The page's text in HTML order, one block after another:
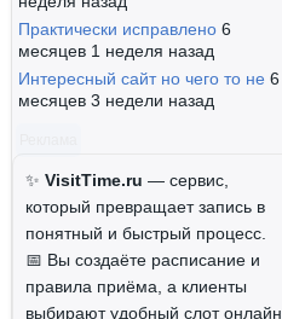
У3
У4
Практически исправлено 6
месяцев 1 неделя назад
Интересный сайт но чего то не 6
месяцев 3 недели назад
✨ VisitTime.ru — сервис,
который превращает запись в
понятный и быстрый процесс.
📅 Вы создаёте расписание и
правила приёма, а клиенты
выбирают удобный слот онлайн,